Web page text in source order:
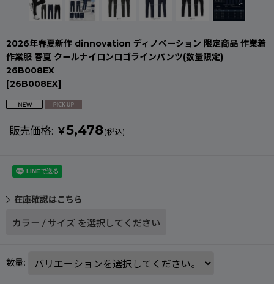
2026年春夏新作 dinnovation ディノベーション 限定商品 作業着
作業服 春夏 クールナイロンロゴラインパンツ(数量限定)
26B008EX
[26B008EX]
販売価格: ￥5,478(税込)
在庫確認はこちら
カラー / サイズ を選択してください
数量: